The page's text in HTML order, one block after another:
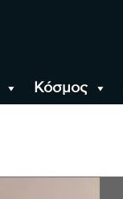
Κόσμος